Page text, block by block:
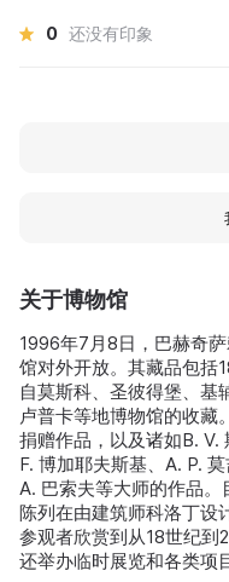
关于博物馆
1996年7月8日，巴赫奇
馆对外开放。其藏品包
自莫斯科、圣彼得堡、基
卢普卡等地博物馆的收藏
捐赠作品，以及诸如B. V.
F. 博加耶夫斯基、A. P.
A. 巴索夫等大师的作品
陈列在由建筑师科洛丁设
参观者欣赏到从18世纪到
还举办临时展览和各类项
0 还没有印象